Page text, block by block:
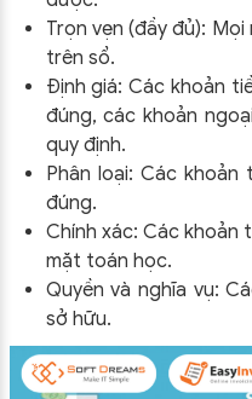
Trọn vẹn (đầy đủ):
trên sổ.
Định giá: Các khoản
đúng, các khoản
quy định.
Phân loại: Các
đúng.
Chính xác: Các khoản
mặt toán học.
Quyền và nghĩa vụ:
sở hữu.